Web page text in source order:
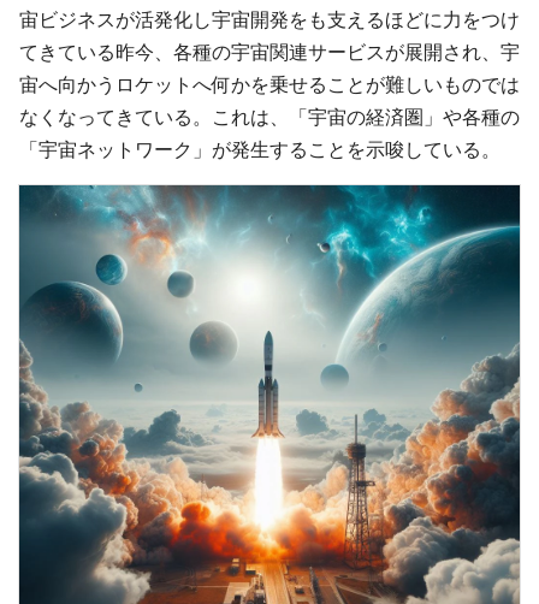
宙ビジネスが活発化し宇宙開発をも支えるほどに力をつけ
てきている昨今、各種の宇宙関連サービスが展開され、宇
宙へ向かうロケットへ何かを乗せることが難しいものでは
なくなってきている。これは、「宇宙の経済圏」や各種の
「宇宙ネットワーク」が発生することを示唆している。